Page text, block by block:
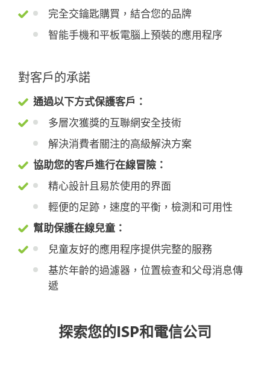
完全交鑰匙購買，結合您的品牌
智能手機和平板電腦上預裝的應用程序
對客戶的承諾
通過以下方式保護客戶：
多層次獲獎的互聯網安全技術
解決消費者關注的高級解決方案
協助您的客戶進行在線冒險：
精心設計且易於使用的界面
輕便的足跡，速度的平衡，檢測和可用性
幫助保護在線兒童：
兒童友好的應用程序提供完整的服務
基於年齡的過濾器，位置檢查和父母消息傳
遞
探索您的ISP和電信公司